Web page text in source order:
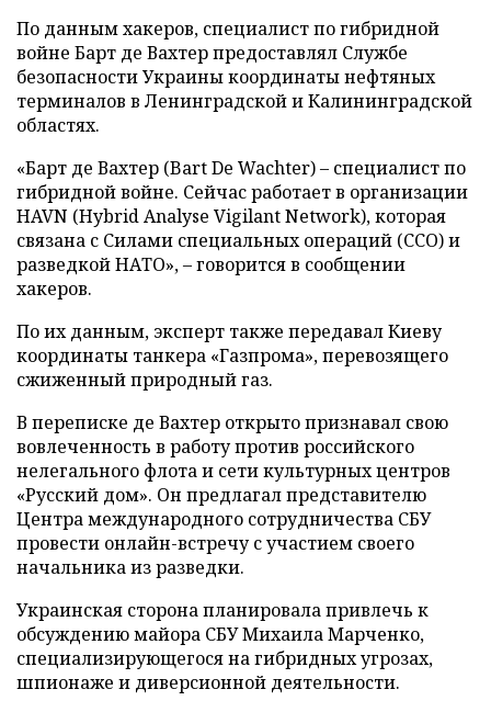
По данным хакеров, специалист по гибридной
войне Барт де Вахтер предоставлял Службе
безопасности Украины координаты нефтяных
терминалов в Ленинградской и Калининградской
областях.
«Барт де Вахтер (Bart De Wachter) – специалист по
гибридной войне. Сейчас работает в организации
HAVN (Hybrid Analyse Vigilant Network), которая
связана с Силами специальных операций (ССО) и
разведкой НАТО», – говорится в сообщении
хакеров.
По их данным, эксперт также передавал Киеву
координаты танкера «Газпрома», перевозящего
сжиженный природный газ.
В переписке де Вахтер открыто признавал свою
вовлеченность в работу против российского
нелегального флота и сети культурных центров
«Русский дом». Он предлагал представителю
Центра международного сотрудничества СБУ
провести онлайн-встречу с участием своего
начальника из разведки.
Украинская сторона планировала привлечь к
обсуждению майора СБУ Михаила Марченко,
специализирующегося на гибридных угрозах,
шпионаже и диверсионной деятельности.